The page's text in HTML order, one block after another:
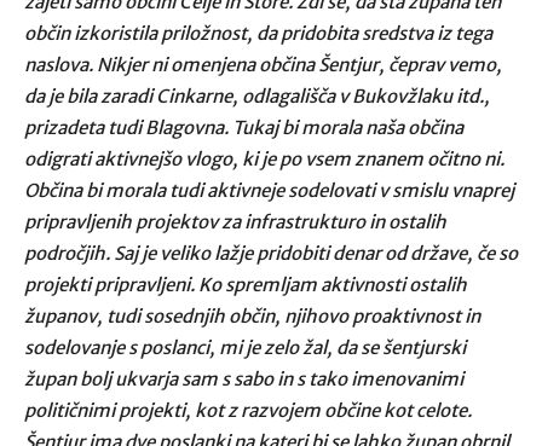
občin izkoristila priložnost, da pridobita sredstva iz tega
naslova. Nikjer ni omenjena občina Šentjur, čeprav vemo,
da je bila zaradi Cinkarne, odlagališča v Bukovžlaku itd.,
prizadeta tudi Blagovna. Tukaj bi morala naša občina
odigrati aktivnejšo vlogo, ki je po vsem znanem očitno ni.
Občina bi morala tudi aktivneje sodelovati v smislu vnaprej
pripravljenih projektov za infrastrukturo in ostalih
področjih. Saj je veliko lažje pridobiti denar od države, če so
projekti pripravljeni. Ko spremljam aktivnosti ostalih
županov, tudi sosednjih občin, njihovo proaktivnost in
sodelovanje s poslanci, mi je zelo žal, da se šentjurski
župan bolj ukvarja sam s sabo in s tako imenovanimi
političnimi projekti, kot z razvojem občine kot celote.